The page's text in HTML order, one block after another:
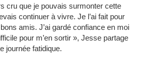
cru que je pouvais surmonter cette
continuer à vivre. Je l’ai fait pour
amis. J’ai gardé confiance en moi
pour m’en sortir », Jesse partage
journée fatidique.